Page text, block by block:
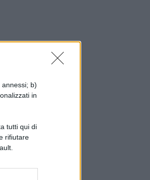
b)
in
tutti qui di
rifiutare